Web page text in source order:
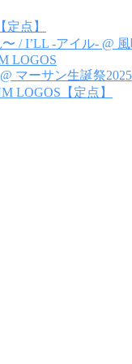
定点】
/ I’LL -アイル- @
LOGOS
マーサン生誕祭2025
LOGOS【定点】